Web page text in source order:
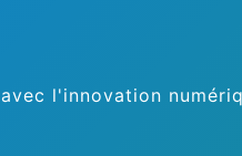
l'innovation